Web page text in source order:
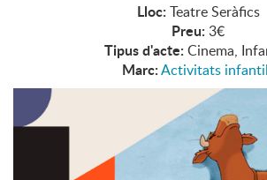
Lloc: Teatre Seràfics
Preu: 3€
Tipus d'acte: Cinema,
Marc:Activitats